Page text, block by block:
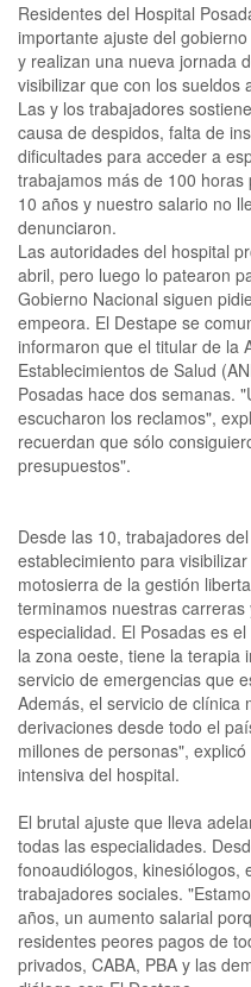
Residentes del Hospital
importante ajuste del
y realizan una nueva jornada
visibilizar que con los sueldos
Las y los trabajadores
causa de despidos, falta de
dificultades para acceder a
trabajamos más de 100
10 años y nuestro salario no
denunciaron.
Las autoridades del hospital
abril, pero luego lo patearon
Gobierno Nacional siguen
empeora. El Destape se
informaron que el titular de la
Establecimientos de Salud
Posadas hace dos semanas.
escucharon los reclamos",
recuerdan que sólo
presupuestos".
Desde las 10, trabajadores
establecimiento para
motosierra de la gestión
terminamos nuestras
especialidad. El Posadas es
la zona oeste, tiene la terapia
servicio de emergencias que
Además, el servicio de clínica
derivaciones desde todo el
millones de personas",
intensiva del hospital.
El brutal ajuste que lleva
todas las especialidades.
fonoaudiólogos, kinesiólogos,
trabajadores sociales.
años, un aumento salarial
residentes peores pagos de
privados, CABA, PBA y las